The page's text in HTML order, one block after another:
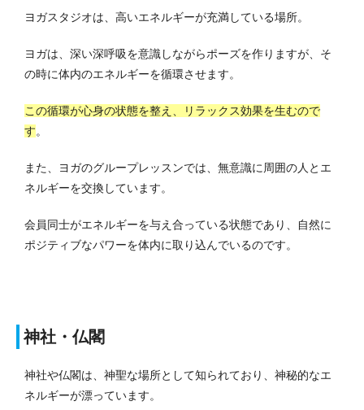
ヨガスタジオは、高いエネルギーが充満している場所。
ヨガは、深い深呼吸を意識しながらポーズを作りますが、そ
の時に体内のエネルギーを循環させます。
この循環が心身の状態を整え、リラックス効果を生むので
す。
また、ヨガのグループレッスンでは、無意識に周囲の人とエ
ネルギーを交換しています。
会員同士がエネルギーを与え合っている状態であり、自然に
ポジティブなパワーを体内に取り込んでいるのです。
神社・仏閣
神社や仏閣は、神聖な場所として知られており、神秘的なエ
ネルギーが漂っています。